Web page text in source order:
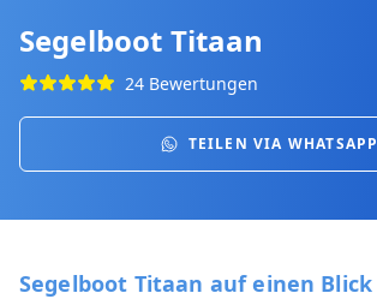
Segelboot Titaan
24 Bewertungen
TEILEN VIA WHATSAPP
Segelboot Titaan auf einen Blick